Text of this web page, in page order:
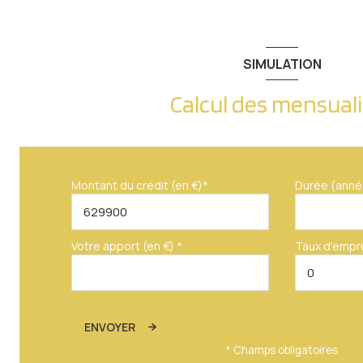
terrasse
SIMULATION
Calcul des
Montant du crédit (en €)* Durée
Votre apport (en €) * Taux
ENVOYER
* Champs obligatoires